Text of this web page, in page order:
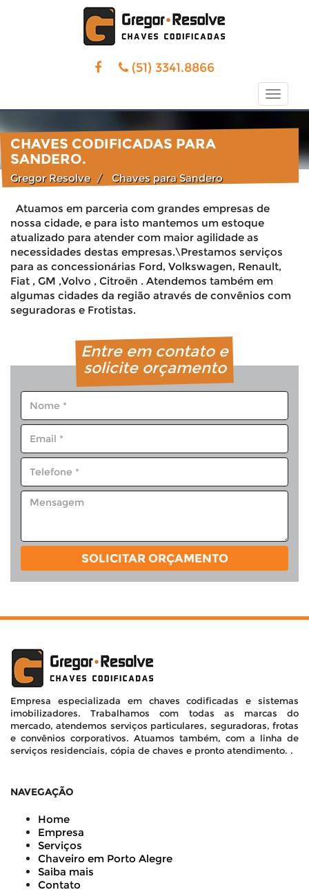
(51) 3341.8866
Toggle
CHAVES CODIFICADAS PARA
SANDERO.
Gregor Resolve Chaves para Sandero
Atuamos em parceria com grandes empresas de
nossa cidade, e para isto mantemos um estoque
atualizado para atender com maior agilidade as
necessidades destas empresas.\Prestamos serviços
para as concessionárias Ford, Volkswagen, Renault,
Fiat , GM ,Volvo , Citroën . Atendemos também em
algumas cidades da região através de convênios com
seguradoras e Frotistas.
Entre em contato e
solicite orçamento
SOLICITAR ORÇAMENTO
Empresa especializada em chaves codificadas e sistemas
imobilizadores. Trabalhamos com todas as marcas do
mercado, atendemos serviços particulares, seguradoras, frotas
e convênios corporativos. Atuamos também, com a linha de
serviços residenciais, cópia de chaves e pronto atendimento. .
NAVEGAÇÃO
Home
Empresa
Serviços
Chaveiro em Porto Alegre
Saiba mais
Contato